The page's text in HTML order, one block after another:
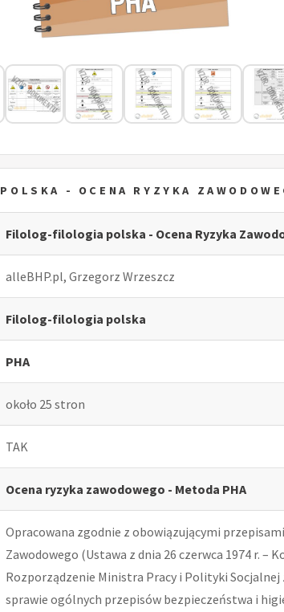
- OCENA RYZYKA
Filolog-filologia polska - Ocena Ryzyka
alleBHP.pl, Grzegorz Wrzeszcz
Filolog-filologia polska
PHA
około 25 stron
TAK
Ocena ryzyka zawodowego - Metoda PHA
Opracowana zgodnie z obowiązującymi
Zawodowego (Ustawa z dnia 26 czerwca 1974 r. –
Rozporządzenie Ministra Pracy i Polityki Socjalnej
sprawie ogólnych przepisów bezpieczeństwa i